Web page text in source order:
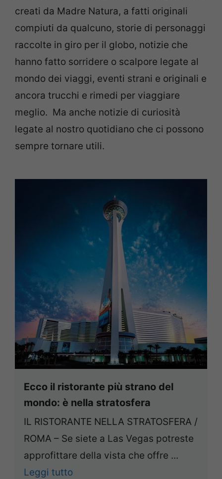
creati da Madre Natura, a fatti originali
compiuti da qualcuno, storie di personaggi
raccolte in giro per il globo, notizie che
hanno fatto sorridere o scalpore legate al
mondo dei viaggi, eventi strani e originali e
ancora trucchi e rimedi per viaggiare
meglio. Ma anche notizie di curiosità
legate al nostro quotidiano che ci possono
sempre tornare utili.
Ecco il ristorante più strano del
mondo: è nella stratosfera
IL RISTORANTE NELLA STRATOSFERA /
ROMA – Se siete a Las Vegas potreste
approfittare della vista che offre ...
Leggi tutto